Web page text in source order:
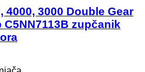
4000, 3000 Double Gear
C5NN7113B zupčanik